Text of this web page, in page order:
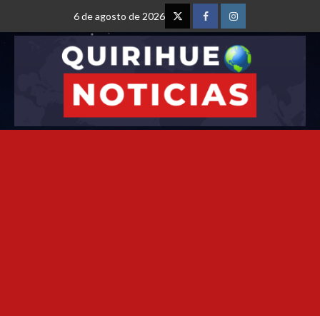
6 de agosto de 2026